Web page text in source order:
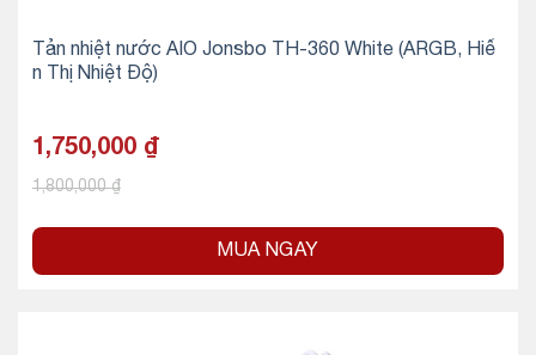
Tản nhiệt nước AIO Jonsbo TH-360 White (ARGB, Hiể
n Thị Nhiệt Độ)
1,750,000 ₫
1,800,000₫
MUA NGAY